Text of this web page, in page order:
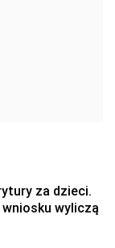
za dzieci.
wyliczą